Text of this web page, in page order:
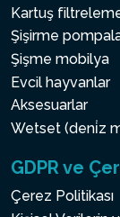
Kartuş
Şişirme
Şişme mobilya
Evcil hayvanlar
Aksesuarlar
Wetset (deni̇z
GDPR ve
Çerez Politikası